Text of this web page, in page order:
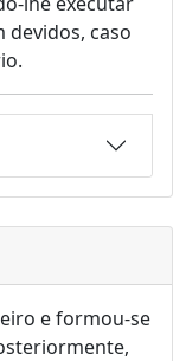
devidos, caso
e formou-se